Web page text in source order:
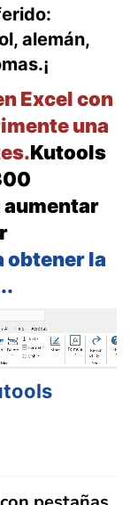
alemán,
Excel con
una
Kutools
aumentar
obtener la